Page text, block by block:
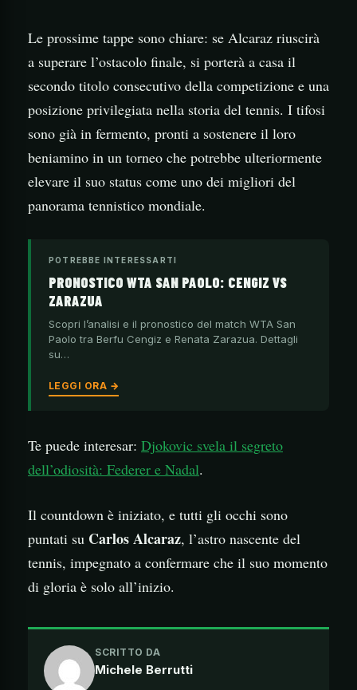
Le prossime tappe sono chiare: se Alcaraz riuscirà
a superare l’ostacolo finale, si porterà a casa il
secondo titolo consecutivo della competizione e una
posizione privilegiata nella storia del tennis. I tifosi
sono già in fermento, pronti a sostenere il loro
beniamino in un torneo che potrebbe ulteriormente
elevare il suo status come uno dei migliori del
panorama tennistico mondiale.
POTREBBE INTERESSARTI
PRONOSTICO WTA SAN PAOLO: CENGIZ VS
ZARAZUA
Scopri l’analisi e il pronostico del match WTA San
Paolo tra Berfu Cengiz e Renata Zarazua. Dettagli
su…
LEGGI ORA →
Te puede interesar: Djokovic svela il segreto
dell’odiosità: Federer e Nadal.
Il countdown è iniziato, e tutti gli occhi sono
puntati su Carlos Alcaraz, l’astro nascente del
tennis, impegnato a confermare che il suo momento
di gloria è solo all’inizio.
SCRITTO DA
Michele Berrutti